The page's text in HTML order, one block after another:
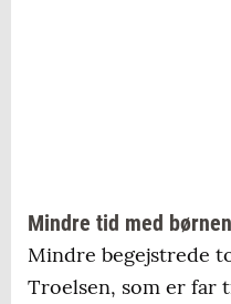
Dalumskolen
Ejerslykkeskolen
Mindre tid med
Mindre begejstrede
Troelsen, som er far